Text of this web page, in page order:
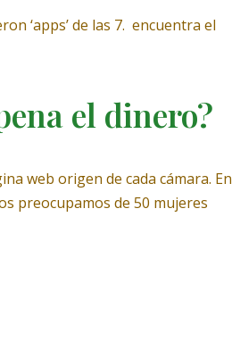
‘apps’ de las 7. ️ encuentra el
el dinero?
web origen de cada cámara. En
preocupamos de 50 mujeres